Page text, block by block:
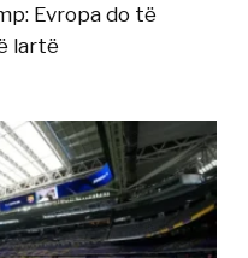
Evropa do të
lartë